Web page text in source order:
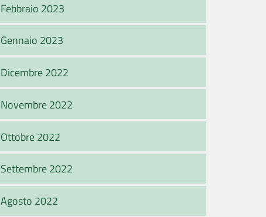
Febbraio 2023
Gennaio 2023
Dicembre 2022
Novembre 2022
Ottobre 2022
Settembre 2022
Agosto 2022